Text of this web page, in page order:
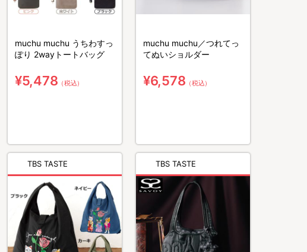
muchu muchu うちわすっ
ぽり 2wayトートバッグ
¥5,478 （税込）
muchu muchu／つれてっ
てぬいショルダー
¥6,578 （税込）
TBS TASTE TBS TASTE